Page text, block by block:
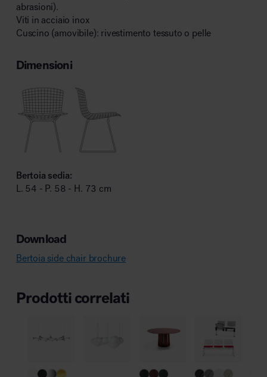
abrasioni).
Viti in acciaio inox
Cuscino (amovibile): rivestimento tessuto o pelle
Dimensioni
Bertoia sedia:
L. 54 - P. 58 - H. 73 cm
Download
Bertoia side chair brochure
Prodotti correlati